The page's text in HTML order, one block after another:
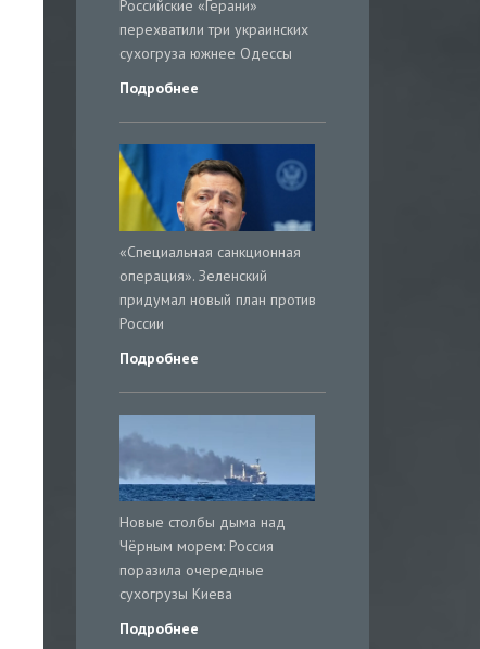
Российские «Герани»
перехватили три украинских
сухогруза южнее Одессы
Подробнее
«Специальная санкционная
операция». Зеленский
придумал новый план против
России
Подробнее
Новые столбы дыма над
Чёрным морем: Россия
поразила очередные
сухогрузы Киева
Подробнее